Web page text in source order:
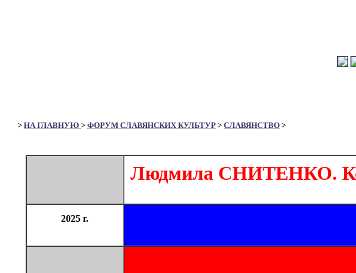
> НА ГЛАВНУЮ > ФОРУМ СЛАВЯНСКИХ КУЛЬТУР > СЛАВЯНСТВО >
Людмила СНИТЕНКО.
2025 г.